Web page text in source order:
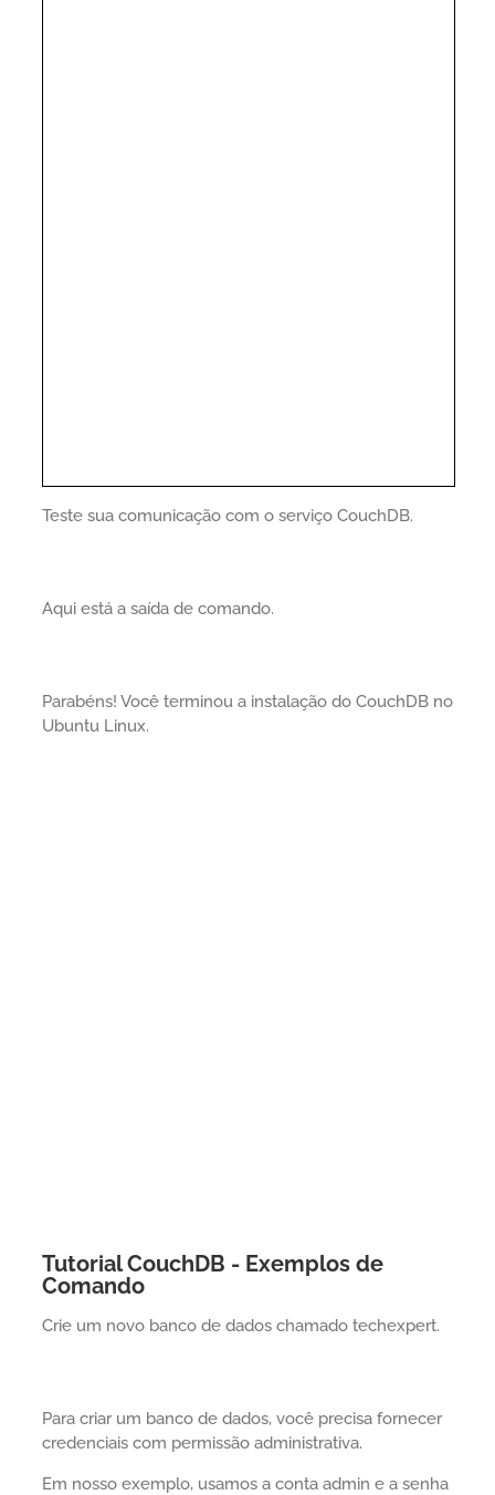
Teste sua comunicação com o serviço CouchDB.
Aqui está a saída de comando.
Parabéns! Você terminou a instalação do CouchDB no
Ubuntu Linux.
Tutorial CouchDB - Exemplos de
Comando
Crie um novo banco de dados chamado techexpert.
Para criar um banco de dados, você precisa fornecer
credenciais com permissão administrativa.
Em nosso exemplo, usamos a conta admin e a senha